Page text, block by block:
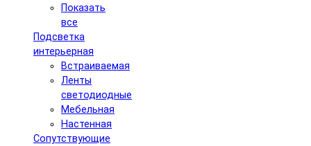
Показать
все
Подсветка
интерьерная
Встраиваемая
Ленты
светодиодные
Мебельная
Настенная
Сопутствующие